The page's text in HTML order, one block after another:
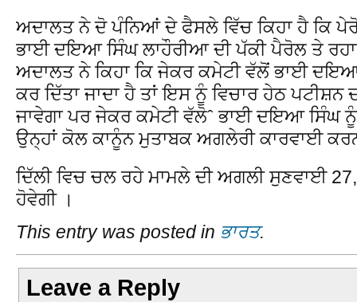
ਅਦਾਲਤ ਨੇ ਦੋ ਪੰਨਿਆਂ ਦੇ ਫੈਸਲੇ ਵਿੱਚ ਕਿਹਾ ਹੈ ਕਿ
ਭਾਈ ਦਇਆ ਸਿੰਘ ਲਾਹੌਰੀਆ ਦੀ ਪੱਕੀ ਪੈਰੋਲ ਤੇ
ਅਦਾਲਤ ਨੇ ਕਿਹਾ ਕਿ ਜੇਕਰ ਕਮੇਟੀ ਵੱਲੋਂ ਭਾਈ ਦਇਆ
ਕਰ ਦਿੱਤਾ ਜਾਦਾ ਹੈ ਤਾਂ ਇਸ ਨੂੰ ਵਿਚਾਰ ਹੇਠ ਪਟੀਸ਼ਨ
ਜਾਵੇਗਾ ਪਰ ਜੇਕਰ ਕਮੇਟੀ ਵੱਲੋˆ ਭਾਈ ਦਇਆ ਸਿੰਘ ਨੂੰ
ਉਨ੍ਹਾਂ ਕੋਲ ਕਾਨੂੰਨ ਮੁਤਾਬਕ ਅਗਲੇਰੀ ਕਾਰਵਾਈ
ਦਿੱਲੀ ਵਿਚ ਚਲ ਰਹੇ ਮਾਮਲੇ ਦੀ ਅਗਲੀ ਸੁਣਵਾਈ
ਹੋਵੇਗੀ ।
This entry was posted in ਭਾਰਤ.
Leave a Reply